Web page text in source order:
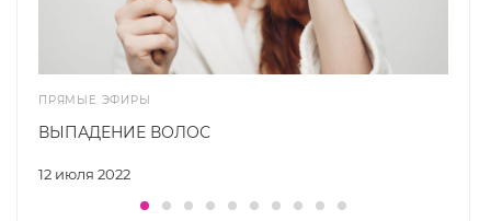
ПРЯМЫЕ ЭФИРЫ
12 июля 2022
ВЫПАДЕНИЕ ВОЛОС